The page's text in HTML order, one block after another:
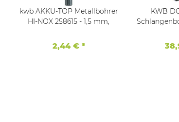
kwb AKKU-TOP Metallbohrer
HI-NOX 258615 - 1,5 mm,
2,44 € *
KWB